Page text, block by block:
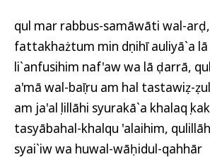
qul mar rabbus-samāwāti wal-
fattakhażtum min dụnihī auliyā`a lā
li`anfusihim naf'aw wa lā ḍarrā,
a'mā wal-baṣīru am hal tastawiẓ-
am ja'alụ lillāhi syurakā`a khalaqụ
tasyābahal-khalqu 'alaihim,
syai`iw wa huwal-wāḥidul-qahhār